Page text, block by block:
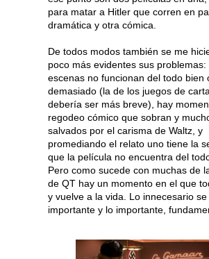
para matar a Hitler que corren en
dramática y otra cómica.
De todos modos también se me
poco más evidentes sus problemas:
escenas no funcionan del todo bien
demasiado (la de los juegos de
debería ser más breve), hay
regodeo cómico que sobran y
salvados por el carisma de Waltz, y
promediando el relato uno tiene la
que la película no encuentra del
Pero como sucede con muchas de
de QT hay un momento en el que
y vuelve a la vida. Lo innecesario
importante y lo importante,